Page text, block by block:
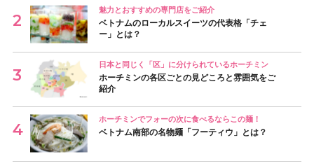
魅力とおすすめの専門店をご紹介
ベトナムのローカルスイーツの代表格「チェ
ー」とは？
日本と同じく「区」に分けられているホーチミン
ホーチミンの各区ごとの見どころと雰囲気をご
紹介
ホーチミンでフォーの次に食べるならこの麺！
ベトナム南部の名物麺「フーティウ」とは？